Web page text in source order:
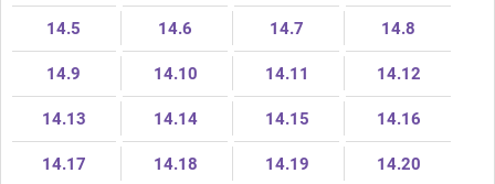
14.5 14.6 14.7 14.8
14.9 14.10 14.11 14.12
14.13 14.14 14.15 14.16
14.17 14.18 14.19 14.20